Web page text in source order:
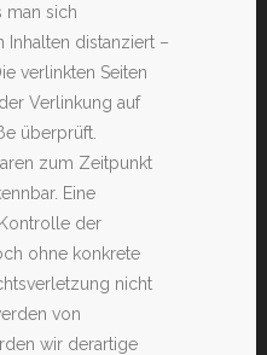
man sich
distanziert –
verlinkten Seiten
Verlinkung auf
überprüft.
zum Zeitpunkt
Eine
der
ohne konkrete
nicht
von
wir derartige